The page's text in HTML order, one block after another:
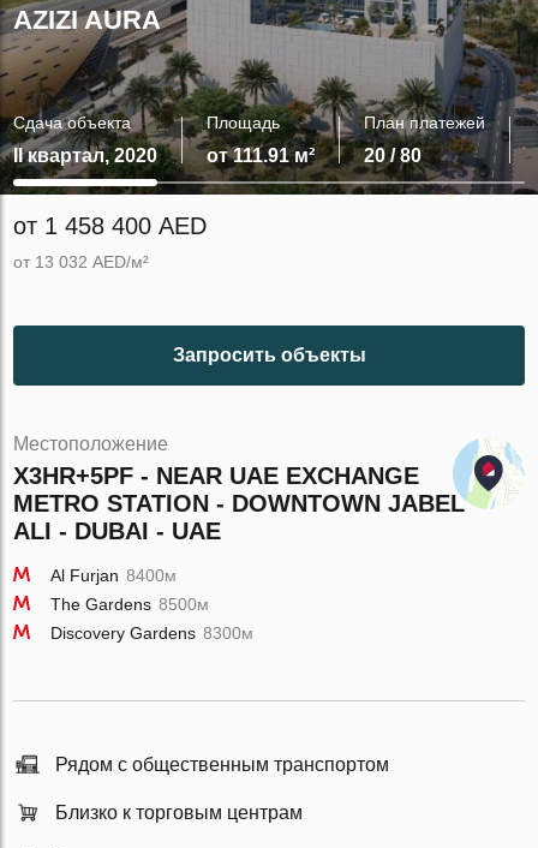
AZIZI AURA
Сдача объекта
II квартал, 2020
Площадь
от 111.91 м²
План платежей
20 / 80
от 1 458 400 AED
от 13 032 AED/м²
Запросить объекты
Местоположение
X3HR+5PF - NEAR UAE EXCHANGE
METRO STATION - DOWNTOWN JABEL
ALI - DUBAI - UAE
Al Furjan 8400м
The Gardens 8500м
Discovery Gardens 8300м
Рядом с общественным транспортом
Близко к торговым центрам